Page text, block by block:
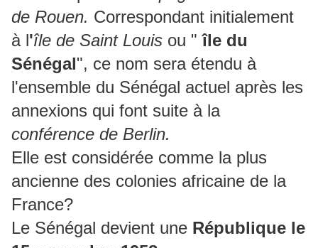
de Rouen. Correspondant initialement
à l'île de Saint Louis ou " île du
Sénégal", ce nom sera étendu à
l'ensemble du Sénégal actuel après les
annexions qui font suite à la
conférence de Berlin.
Elle est considérée comme la plus
ancienne des colonies africaine de la
France?
Le Sénégal devient une République le